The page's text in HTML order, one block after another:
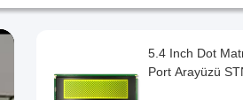
5.4 Inch Dot
Port Arayüzü